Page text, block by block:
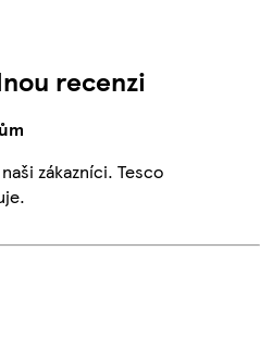
recenzi
zákazníci. Tesco